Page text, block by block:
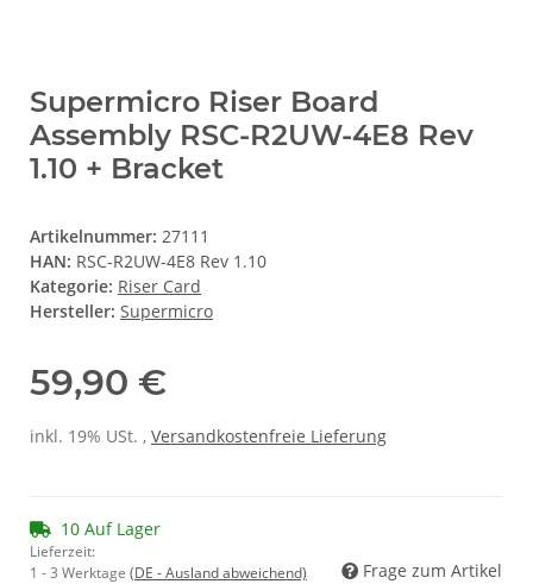
Supermicro Riser Board
Assembly RSC-R2UW-4E8 Rev
1.10 + Bracket
Artikelnummer: 27111
HAN: RSC-R2UW-4E8 Rev 1.10
Kategorie: Riser Card
Hersteller: Supermicro
59,90 €
inkl. 19% USt. , Versandkostenfreie Lieferung
10 Auf Lager
Lieferzeit:
1 - 3 Werktage (DE - Ausland abweichend) Frage zum Artikel